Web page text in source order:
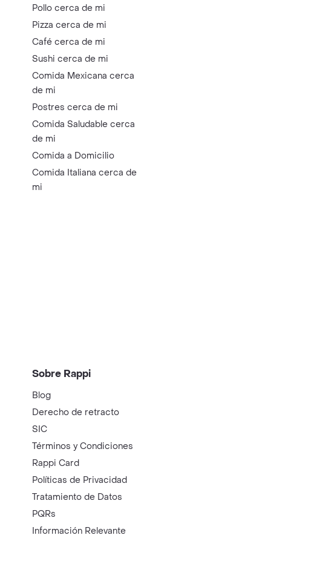
Pollo cerca de mi
Pizza cerca de mi
Café cerca de mi
Sushi cerca de mi
Comida Mexicana cerca
de mi
Postres cerca de mi
Comida Saludable cerca
de mi
Comida a Domicilio
Comida Italiana cerca de
mi
Sobre Rappi
Blog
Derecho de retracto
SIC
Términos y Condiciones
Rappi Card
Políticas de Privacidad
Tratamiento de Datos
PQRs
Información Relevante